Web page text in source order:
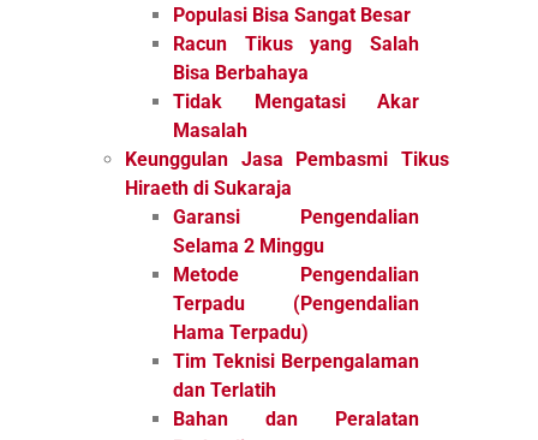
Populasi Bisa Sangat Besar
Racun Tikus yang Salah
Bisa Berbahaya
Tidak Mengatasi Akar
Masalah
Keunggulan Jasa Pembasmi Tikus
Hiraeth di Sukaraja
Garansi Pengendalian
Selama 2 Minggu
Metode Pengendalian
Terpadu (Pengendalian
Hama Terpadu)
Tim Teknisi Berpengalaman
dan Terlatih
Bahan dan Peralatan